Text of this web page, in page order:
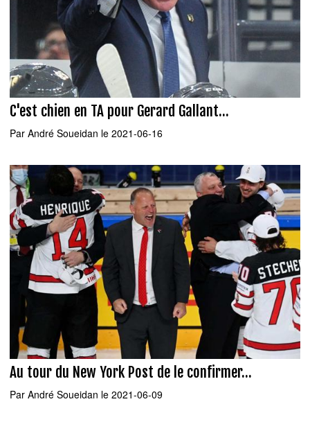
C'est chien en TA pour Gerard Gallant...
Par André Soueidan le 2021-06-16
Au tour du New York Post de le confirmer...
Par André Soueidan le 2021-06-09